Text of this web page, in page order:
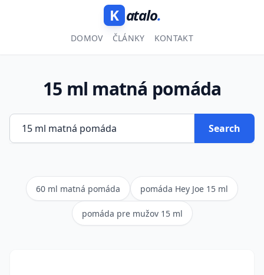
K atalo.
DOMOV ČLÁNKY KONTAKT
15 ml matná pomáda
Search
60 ml matná pomáda pomáda Hey Joe 15 ml
pomáda pre mužov 15 ml